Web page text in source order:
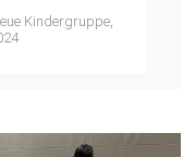
Kindergruppe,